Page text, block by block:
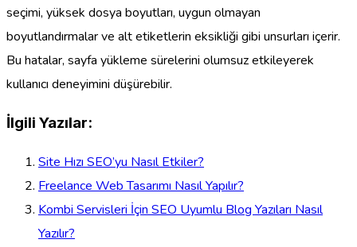
seçimi, yüksek dosya boyutları, uygun olmayan
boyutlandırmalar ve alt etiketlerin eksikliği gibi unsurları içerir.
Bu hatalar, sayfa yükleme sürelerini olumsuz etkileyerek
kullanıcı deneyimini düşürebilir.
İlgili Yazılar:
Site Hızı SEO’yu Nasıl Etkiler?
Freelance Web Tasarımı Nasıl Yapılır?
Kombi Servisleri İçin SEO Uyumlu Blog Yazıları Nasıl
Yazılır?